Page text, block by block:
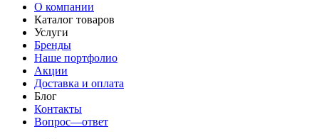
О компании
Каталог товаров
Услуги
Бренды
Наше портфолио
Акции
Доставка и оплата
Блог
Контакты
Вопрос—ответ